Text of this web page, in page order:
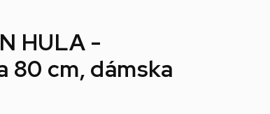
HULA -
80 cm, dámska